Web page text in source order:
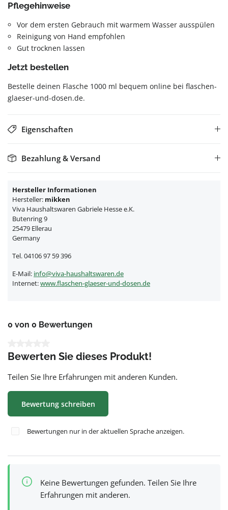
Pflegehinweise
Vor dem ersten Gebrauch mit warmem Wasser ausspülen
Reinigung von Hand empfohlen
Gut trocknen lassen
Jetzt bestellen
Bestelle deinen Flasche 1000 ml bequem online bei flaschen-
glaeser-und-dosen.de.
Eigenschaften
Bezahlung & Versand
Hersteller Informationen
Hersteller: mikken
Viva Haushaltswaren Gabriele Hesse e.K.
Butenring 9
25479 Ellerau
Germany
Tel. 04106 97 59 396
E-Mail: info@viva-haushaltswaren.de
Internet:www.flaschen-glaeser-und-dosen.de
0 von 0 Bewertungen
Bewerten Sie dieses Produkt!
Teilen Sie Ihre Erfahrungen mit anderen Kunden.
Bewertung schreiben
Bewertungen nur in der aktuellen Sprache anzeigen.
Keine Bewertungen gefunden. Teilen Sie Ihre
Erfahrungen mit anderen.